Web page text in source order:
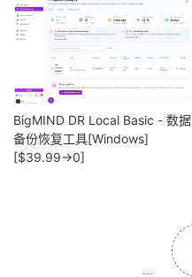
BigMIND DR Local Basic - 数据
备份恢复工具[Windows]
[$39.99→0]